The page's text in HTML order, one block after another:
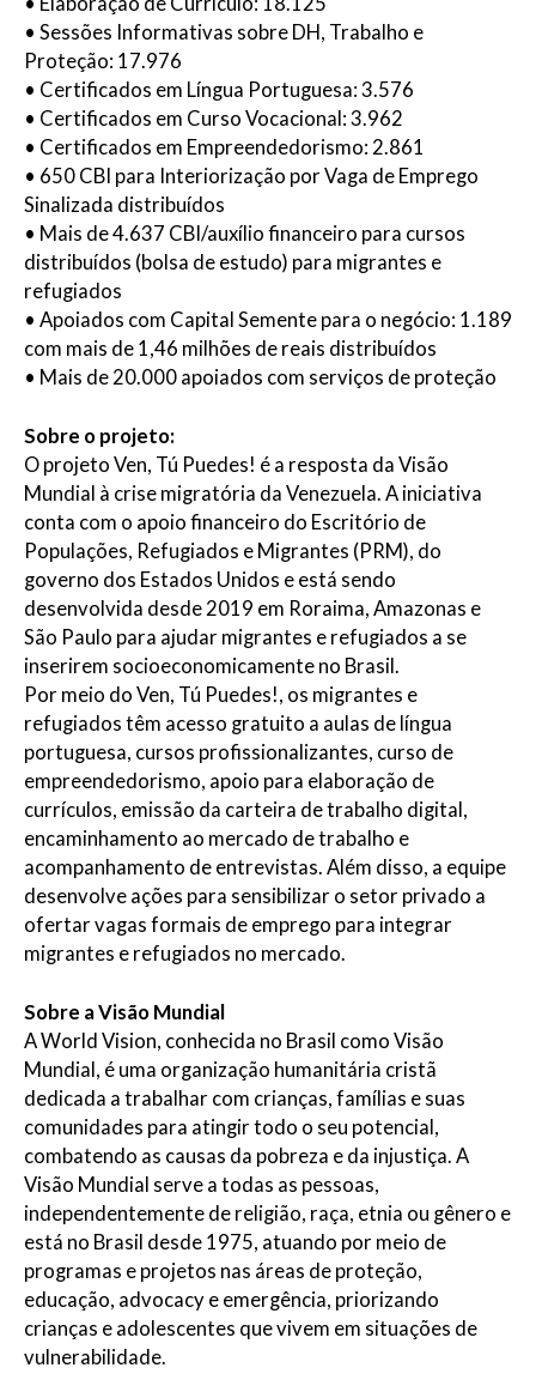
• Sessões Informativas sobre DH, Trabalho e
Proteção: 17.976
• Certificados em Língua Portuguesa: 3.576
• Certificados em Curso Vocacional: 3.962
• Certificados em Empreendedorismo: 2.861
• 650 CBI para Interiorização por Vaga de Emprego
Sinalizada distribuídos
• Mais de 4.637 CBI/auxílio financeiro para cursos
distribuídos (bolsa de estudo) para migrantes e
refugiados
• Apoiados com Capital Semente para o negócio: 1.189
com mais de 1,46 milhões de reais distribuídos
• Mais de 20.000 apoiados com serviços de proteção
Sobre o projeto:
O projeto Ven, Tú Puedes! é a resposta da Visão
Mundial à crise migratória da Venezuela. A iniciativa
conta com o apoio financeiro do Escritório de
Populações, Refugiados e Migrantes (PRM), do
governo dos Estados Unidos e está sendo
desenvolvida desde 2019 em Roraima, Amazonas e
São Paulo para ajudar migrantes e refugiados a se
inserirem socioeconomicamente no Brasil.
Por meio do Ven, Tú Puedes!, os migrantes e
refugiados têm acesso gratuito a aulas de língua
portuguesa, cursos profissionalizantes, curso de
empreendedorismo, apoio para elaboração de
currículos, emissão da carteira de trabalho digital,
encaminhamento ao mercado de trabalho e
acompanhamento de entrevistas. Além disso, a equipe
desenvolve ações para sensibilizar o setor privado a
ofertar vagas formais de emprego para integrar
migrantes e refugiados no mercado.
Sobre a Visão Mundial
A World Vision, conhecida no Brasil como Visão
Mundial, é uma organização humanitária cristã
dedicada a trabalhar com crianças, famílias e suas
comunidades para atingir todo o seu potencial,
combatendo as causas da pobreza e da injustiça. A
Visão Mundial serve a todas as pessoas,
independentemente de religião, raça, etnia ou gênero e
está no Brasil desde 1975, atuando por meio de
programas e projetos nas áreas de proteção,
educação, advocacy e emergência, priorizando
crianças e adolescentes que vivem em situações de
vulnerabilidade.